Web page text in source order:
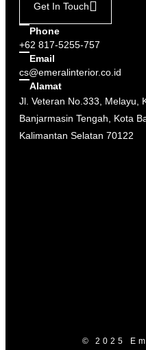
Get In Touch
Phone
+62 817-5255-757
Email
cs@emeralinterior.co.id
Alamat
Jl. Veteran No.333, Melayu,
Banjarmasin Tengah, Kota
Kalimantan Selatan 70122
© 2025